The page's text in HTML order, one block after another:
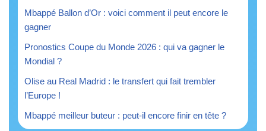
Mbappé Ballon d’Or : voici comment il peut encore le
gagner
Pronostics Coupe du Monde 2026 : qui va gagner le
Mondial ?
Olise au Real Madrid : le transfert qui fait trembler
l’Europe !
Mbappé meilleur buteur : peut-il encore finir en tête ?